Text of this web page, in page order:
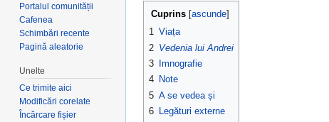
Cuprins[ ascunde]
1 Viața
2 Vedenia lui Andrei
3
Imnografie
4 Note
5 A se vedea și
6 Legături externe
Portalul comunității
Cafenea
Schimbări recente
Pagină aleatorie
Unelte
Ce trimite aici
Modificări corelate
Încărcare fișier